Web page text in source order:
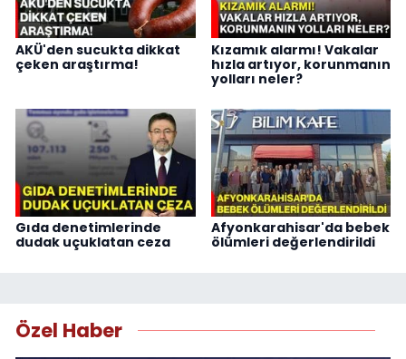
AKÜ'den sucukta dikkat
çeken araştırma!
Kızamık alarmı! Vakalar
hızla artıyor, korunmanın
yolları neler?
Gıda denetimlerinde
dudak uçuklatan ceza
Afyonkarahisar'da bebek
ölümleri değerlendirildi
Özel Haber